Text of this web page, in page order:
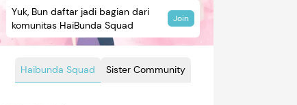
Haibunda Squad Sister Community
Yuk, Bun daftar jadi bagian dari
komunitas HaiBunda Squad
Join